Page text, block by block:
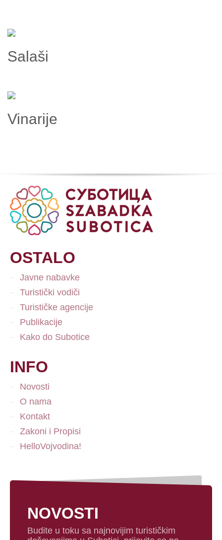
Salaši
Vinarije
OSTALO
Javne nabavke
Turistički vodiči
Turističke agencije
Publikacije
Kako do Subotice
INFO
Novosti
O nama
Kontakt
Zakoni i Propisi
HelloVojvodina!
NOVOSTI
Budite u toku sa najnovijim turističkim